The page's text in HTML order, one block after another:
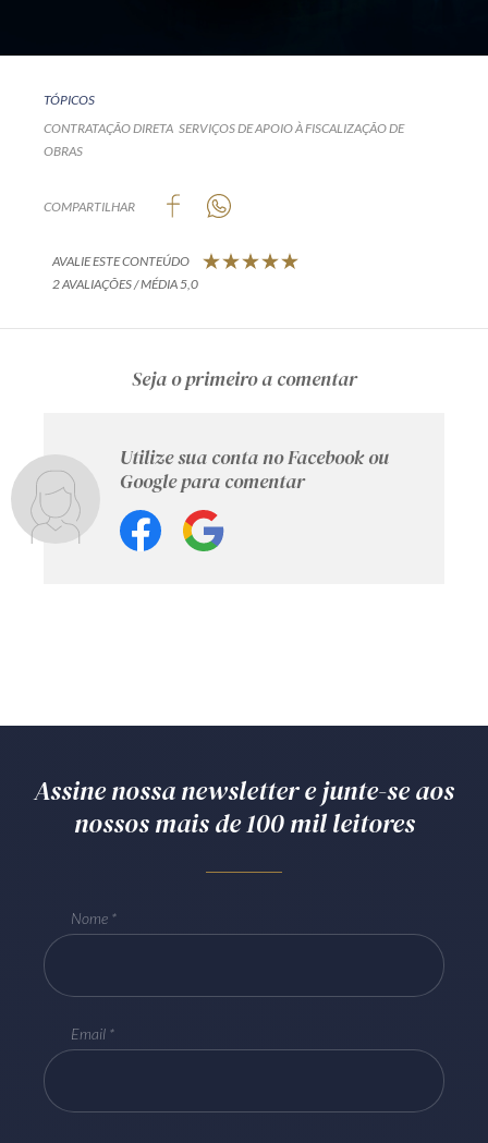
TÓPICOS
CONTRATAÇÃO DIRETA SERVIÇOS DE APOIO À FISCALIZAÇÃO DE
OBRAS
COMPARTILHAR
AVALIE ESTE CONTEÚDO
2 AVALIAÇÕES / MÉDIA 5,0
Seja o primeiro a comentar
Utilize sua conta no Facebook ou
Google para comentar
Assine nossa newsletter e junte-se aos
nossos mais de 100 mil leitores
Nome
Email